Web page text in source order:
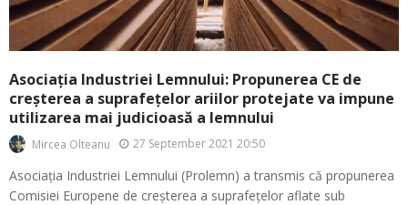
Asociația Industriei Lemnului: Propunerea CE de
creșterea a suprafețelor ariilor protejate va impune
utilizarea mai judicioasă a lemnului
Mircea Olteanu 27 September 2021 20:50
Asociația Industriei Lemnului (Prolemn) a transmis că propunerea
Comisiei Europene de creșterea a suprafețelor aflate sub